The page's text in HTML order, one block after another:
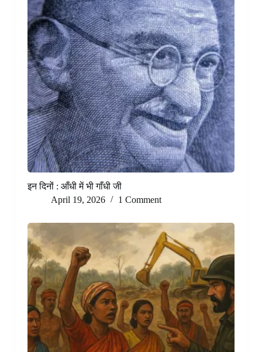
इन दिनों : आँधी में भी गाँधी जी
April 19, 2026
1 Comment